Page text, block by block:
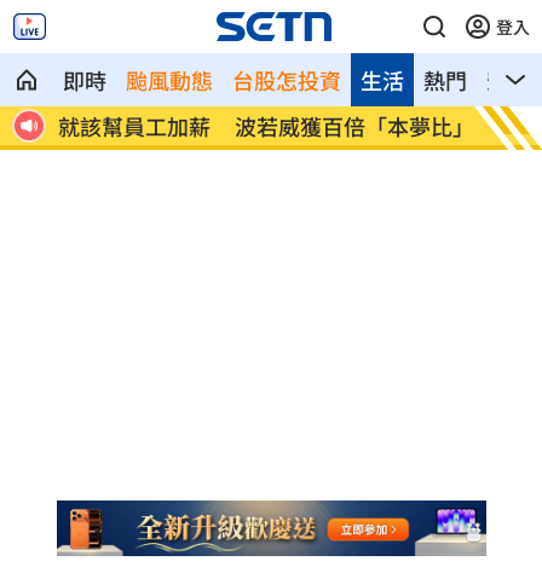
登入
即時 颱風動態 台股怎投資 熱門 影音
生活
薪
波若威獲百倍「本夢比」 專家揭都市傳
說
LINE
廢」